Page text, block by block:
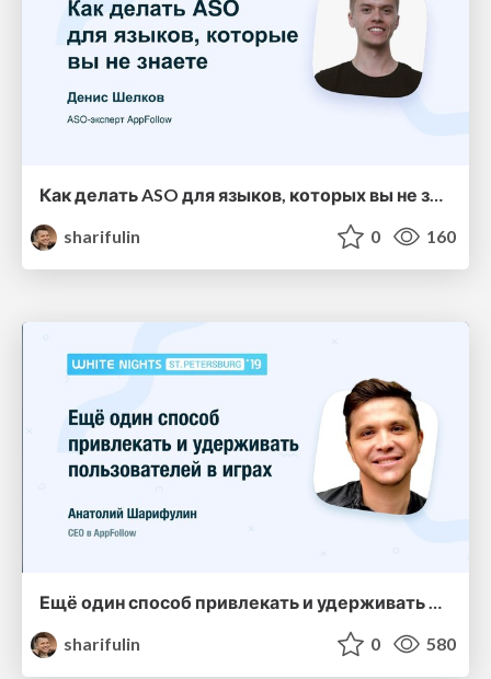
sharifulin
0 160
Ещё один способ привлекать и удерживать пользователей в играх
sharifulin
0 580